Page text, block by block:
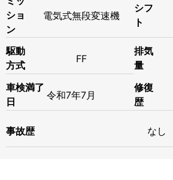
ショ
ン
電気式無段変速機
シフ
ト
駆動
方式
FF
排気
量
車検満了
日
令和7年7月
修復
歴
事故歴 なし